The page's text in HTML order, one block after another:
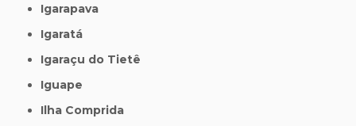
Igarapava
Igaratá
Igaraçu do Tietê
Iguape
Ilha Comprida